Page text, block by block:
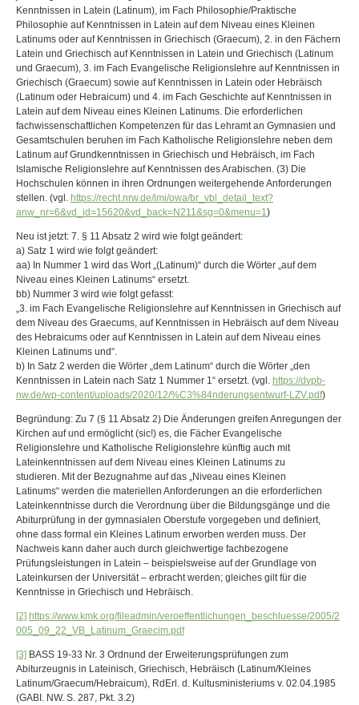
Kenntnissen in Latein (Latinum), im Fach Philosophie/Praktische
Philosophie auf Kenntnissen in Latein auf dem Niveau eines Kleinen
Latinums oder auf Kenntnissen in Griechisch (Graecum), 2. in den Fächern
Latein und Griechisch auf Kenntnissen in Latein und Griechisch (Latinum
und Graecum), 3. im Fach Evangelische Religionslehre auf Kenntnissen in
Griechisch (Graecum) sowie auf Kenntnissen in Latein oder Hebräisch
(Latinum oder Hebraicum) und 4. im Fach Geschichte auf Kenntnissen in
Latein auf dem Niveau eines Kleinen Latinums. Die erforderlichen
fachwissenschaftlichen Kompetenzen für das Lehramt an Gymnasien und
Gesamtschulen beruhen im Fach Katholische Religionslehre neben dem
Latinum auf Grundkenntnissen in Griechisch und Hebräisch, im Fach
Islamische Religionslehre auf Kenntnissen des Arabischen. (3) Die
Hochschulen können in ihren Ordnungen weitergehende Anforderungen
stellen. (vgl. https://recht.nrw.de/lmi/owa/br_vbl_detail_text?
anw_nr=6&vd_id=15620&vd_back=N211&sg=0&menu=1)
Neu ist jetzt: 7. § 11 Absatz 2 wird wie folgt geändert:
a) Satz 1 wird wie folgt geändert:
aa) In Nummer 1 wird das Wort „(Latinum)“ durch die Wörter „auf dem
Niveau eines Kleinen Latinums“ ersetzt.
bb) Nummer 3 wird wie folgt gefasst:
„3. im Fach Evangelische Religionslehre auf Kenntnissen in Griechisch auf
dem Niveau des Graecums, auf Kenntnissen in Hebräisch auf dem Niveau
des Hebraicums oder auf Kenntnissen in Latein auf dem Niveau eines
Kleinen Latinums und“.
b) In Satz 2 werden die Wörter „dem Latinum“ durch die Wörter „den
Kenntnissen in Latein nach Satz 1 Nummer 1“ ersetzt. (vgl. https://dvpb-
nw.de/wp-content/uploads/2020/12/%C3%84nderungsentwurf-LZV.pdf)
Begründung: Zu 7 (§ 11 Absatz 2) Die Änderungen greifen Anregungen der
Kirchen auf und ermöglicht (sic!) es, die Fächer Evangelische
Religionslehre und Katholische Religionslehre künftig auch mit
Lateinkenntnissen auf dem Niveau eines Kleinen Latinums zu
studieren. Mit der Bezugnahme auf das „Niveau eines Kleinen
Latinums“ werden die materiellen Anforderungen an die erforderlichen
Lateinkenntnisse durch die Verordnung über die Bildungsgänge und die
Abiturprüfung in der gymnasialen Oberstufe vorgegeben und definiert,
ohne dass formal ein Kleines Latinum erworben werden muss. Der
Nachweis kann daher auch durch gleichwertige fachbezogene
Prüfungsleistungen in Latein – beispielsweise auf der Grundlage von
Lateinkursen der Universität – erbracht werden; gleiches gilt für die
Kenntnisse in Griechisch und Hebräisch.
[2] https://www.kmk.org/fileadmin/veroeffentlichungen_beschluesse/2005/2
005_09_22_VB_Latinum_Graecim.pdf
[3] BASS 19-33 Nr. 3 Ordnund der Erweiterungsprüfungen zum
Abiturzeugnis in Lateinisch, Griechisch, Hebräisch (Latinum/Kleines
Latinum/Graecum/Hebraicum), RdErl. d. Kultusministeriums v. 02.04.1985
(GABI. NW. S. 287, Pkt. 3.2)